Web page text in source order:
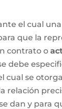
el cual
que la
contrato o
debe
cual se
relación
dan y para